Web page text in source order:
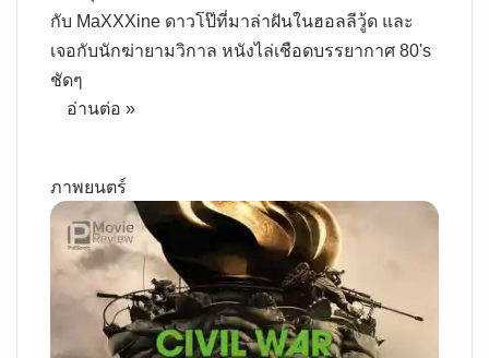
กับ MaXXXine ดาวโป๊ที่มาล่าฝันในฮอลลีวู้ด และ
เจอกับนักฆ่ายามวิกาล หนังไล่เชือดบรรยากาศ 80's
ชัดๆ
อ่านต่อ »
ภาพยนตร์